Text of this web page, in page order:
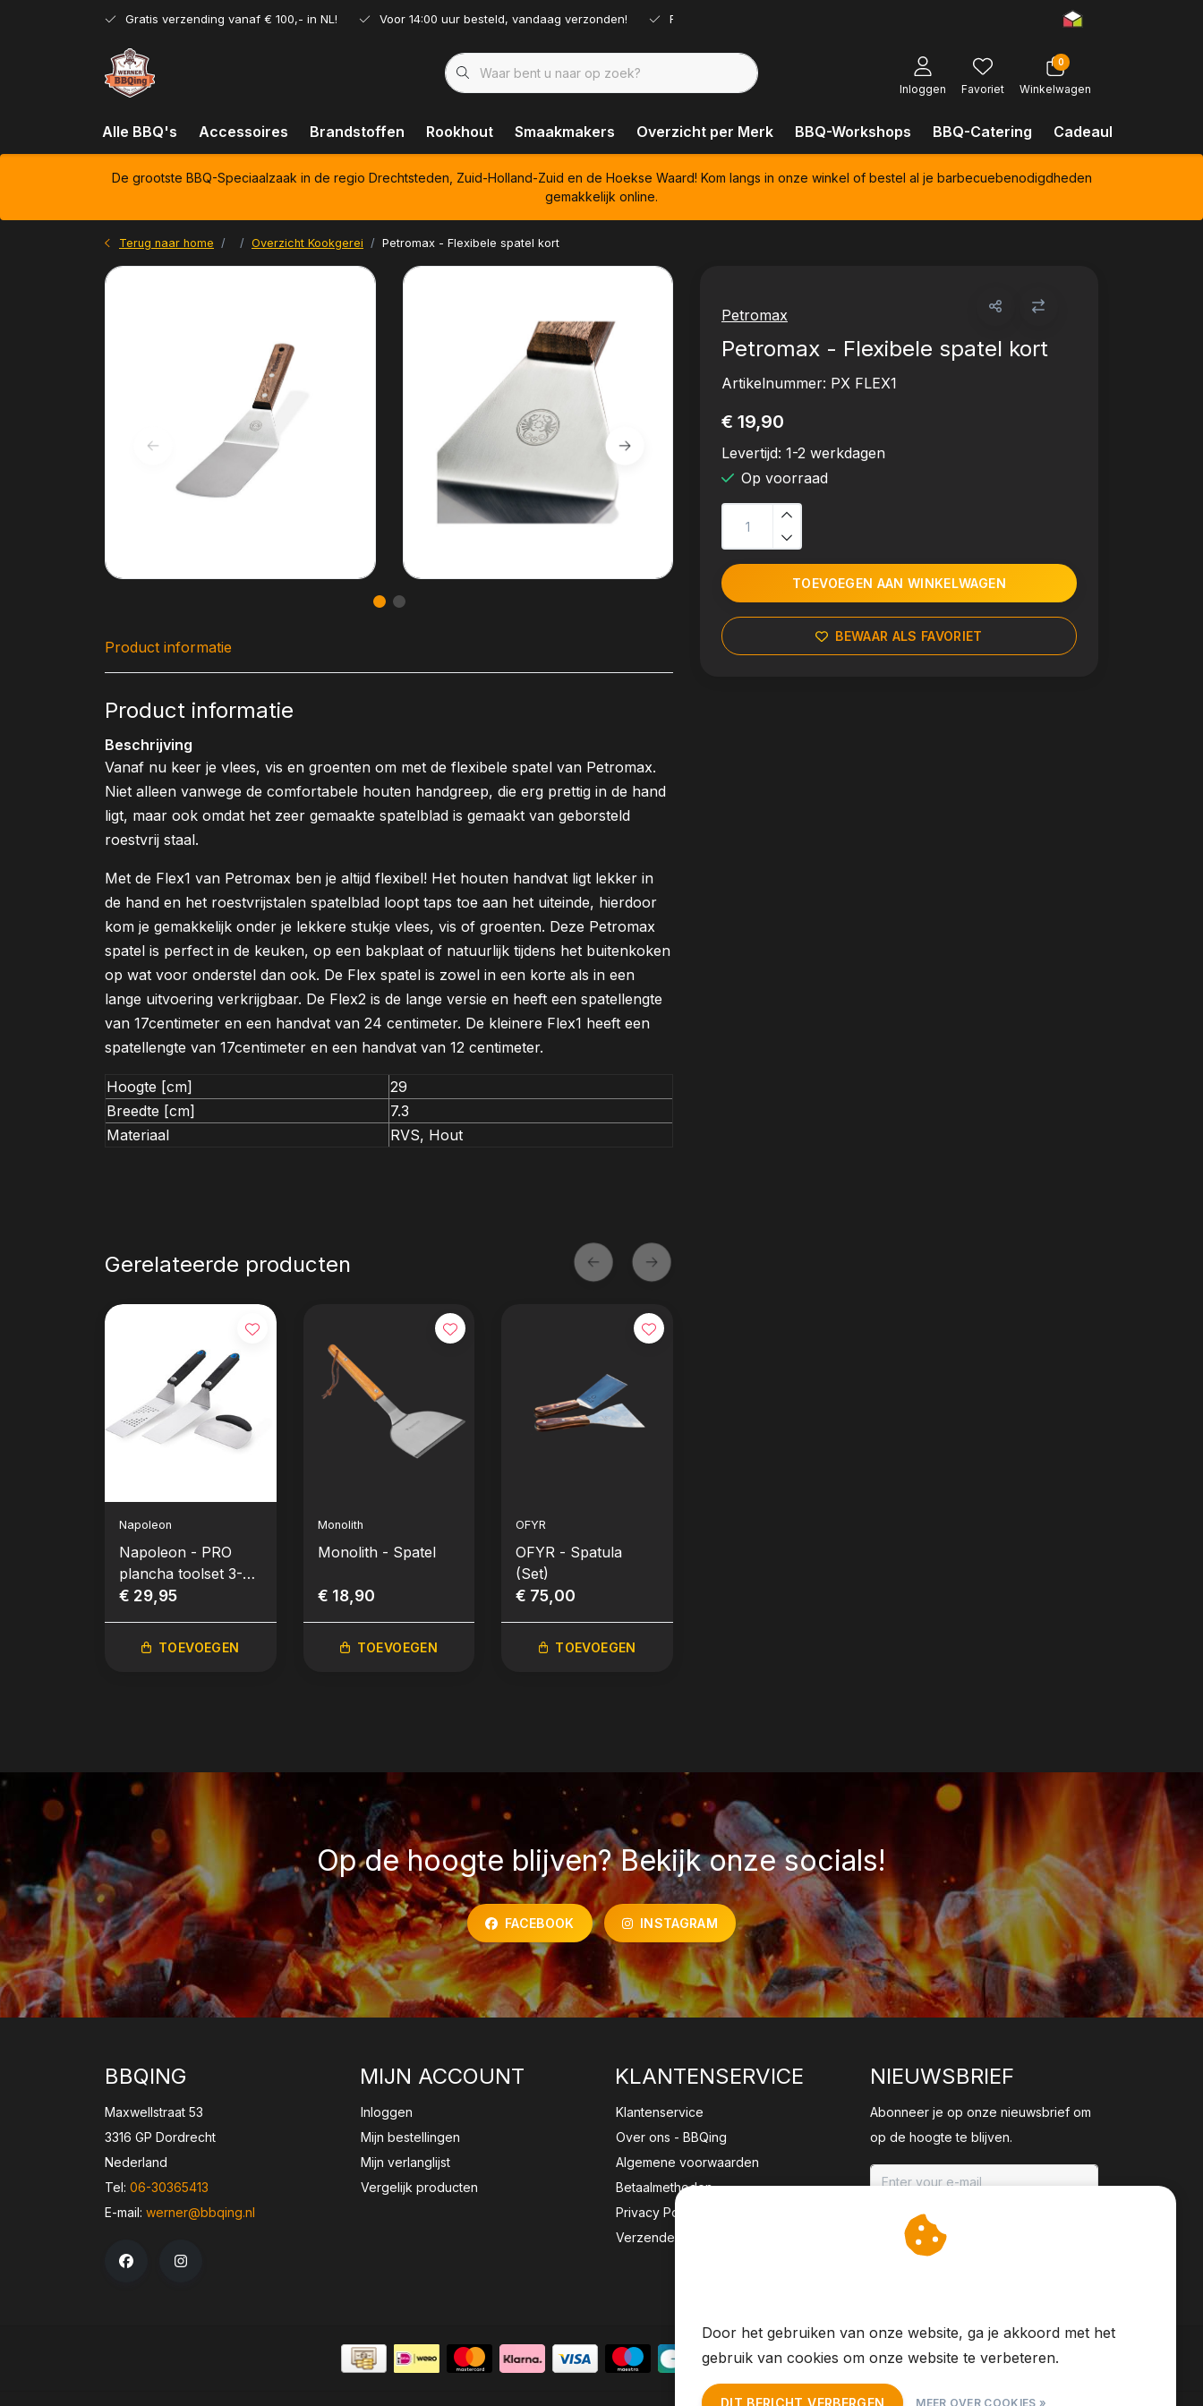
Gratis verzending vanaf € 100,- in NL! Voor 14:00 uur besteld, vandaag verzonden! Ruim assortiment!
Inloggen Favoriet
0
Winkelwagen
Alle BBQ's Accessoires Brandstoffen Rookhout Smaakmakers Overzicht per Merk BBQ-Workshops BBQ-Catering Cadeaubonnen
De grootste BBQ-Speciaalzaak in de regio Drechtsteden, Zuid-Holland-Zuid en de Hoekse Waard! Kom langs in onze winkel of bestel al je barbecuebenodigdheden
gemakkelijk online.
Terug naar home Overzicht Kookgerei Petromax - Flexibele spatel kort
Petromax
Petromax - Flexibele spatel kort
Artikelnummer: PX FLEX1
€ 19,90
Levertijd: 1-2 werkdagen
Op voorraad
TOEVOEGEN AAN WINKELWAGEN
BEWAAR ALS FAVORIET
Product informatie
Product informatie
Beschrijving
Vanaf nu keer je vlees, vis en groenten om met de flexibele spatel van Petromax.
Niet alleen vanwege de comfortabele houten handgreep, die erg prettig in de hand
ligt, maar ook omdat het zeer gemaakte spatelblad is gemaakt van geborsteld
roestvrij staal.
Met de Flex1 van Petromax ben je altijd flexibel! Het houten handvat ligt lekker in
de hand en het roestvrijstalen spatelblad loopt taps toe aan het uiteinde, hierdoor
kom je gemakkelijk onder je lekkere stukje vlees, vis of groenten. Deze Petromax
spatel is perfect in de keuken, op een bakplaat of natuurlijk tijdens het buitenkoken
op wat voor onderstel dan ook. De Flex spatel is zowel in een korte als in een
lange uitvoering verkrijgbaar. De Flex2 is de lange versie en heeft een spatellengte
van 17centimeter en een handvat van 24 centimeter. De kleinere Flex1 heeft een
spatellengte van 17centimeter en een handvat van 12 centimeter.
Hoogte [cm]
29
Breedte [cm]
7.3
Materiaal
RVS, Hout
Gerelateerde producten
Napoleon
Napoleon - PRO
plancha toolset 3-
delig
€ 29,95
TOEVOEGEN
Monolith
Monolith - Spatel
€ 18,90
TOEVOEGEN
OFYR
OFYR - Spatula
(Set)
€ 75,00
TOEVOEGEN
Op de hoogte blijven? Bekijk onze socials!
FACEBOOK INSTAGRAM
BBQING
Maxwellstraat 53
3316 GP Dordrecht
Nederland
Tel: 06-30365413
E-mail: werner@bbqing.nl
MIJN ACCOUNT
Inloggen
Mijn bestellingen
Mijn verlanglijst
Vergelijk producten
KLANTENSERVICE
Klantenservice
Over ons - BBQing
Algemene voorwaarden
Betaalmethoden
Privacy Policy
Verzenden & retourneren
NIEUWSBRIEF
Abonneer je op onze nieuwsbrief om
op de hoogte te blijven.
ABONNEER
Door het gebruiken van onze website, ga je akkoord met het
gebruik van cookies om onze website te verbeteren.
DIT BERICHT VERBERGEN MEER OVER COOKIES »